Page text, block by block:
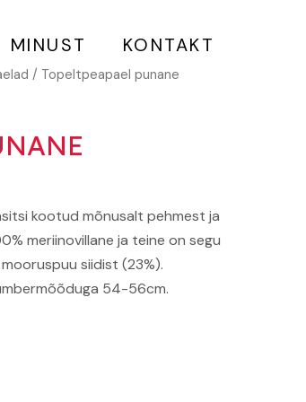
MINUST KONTAKT
/ Topeltpeapael punane
kootud mõnusalt pehmest ja
meriinovillane ja teine on segu
siidist (23%).
54-56cm.